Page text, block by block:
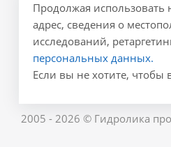
Контакты
Политика
Реквизиты
Результаты СОУТ
2005 - 2026 © Гидролика
Продолжая использовать
адрес, сведения о
исследований,
персональных данных.
Если вы не хотите, чтобы